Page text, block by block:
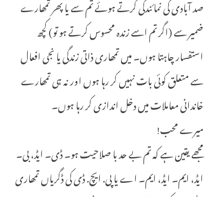
صد آبادی کی نمائندگی کرتے ہوئے تم سے یا پھر تمھارے
ضمیر سے (اگر تم اسے زندہ محسوس کرتے ہو تو) کچھ
استفسار چاہتا ہوں۔ میں تمھاری ذاتی زندگی یا نجی افعال
سے متعلق کوئی بات نہیں کر رہا ہوں اور نہ ہی تمھارے
خاندانی معاملات میں دخل اندازی کر رہا ہوں۔
میرے محب!
مجھے یقین ہے کہ تم بے حد با صلاحیت ہو۔ ڈی۔ ایڈ، بی۔
ایڈ، ایم۔ ایڈ، ایم۔ اے یا پی. ایچ. ڈی کی ڈگریاں تمھاری